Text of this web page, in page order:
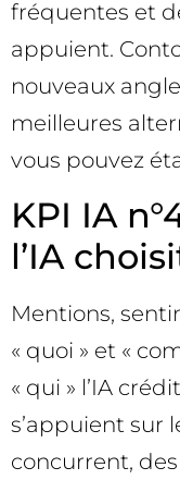
fréquentes et
appuient.
nouveaux
meilleures
vous pouvez
KPI IA
l’IA
Mentions,
« quoi » et «
« qui » l’IA
s’appuient sur
concurrent,